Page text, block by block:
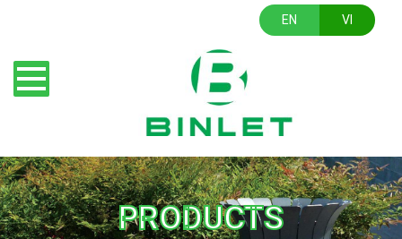
EN VI
PRODUCTS